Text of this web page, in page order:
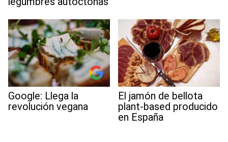
Google: Llega la
revolución vegana
El jamón de bellota
plant-based producido
en España